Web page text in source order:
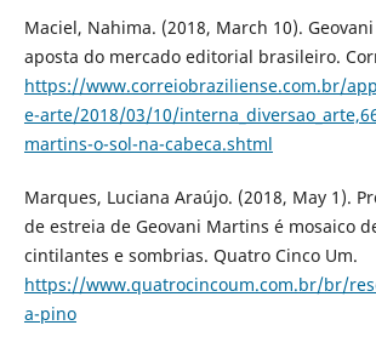
Maciel, Nahima. (2018, March 10).
aposta do mercado editorial brasileiro.
https://www.correiobraziliense.com.br/
e-arte/2018/03/10/
martins-o-sol-na-cabeca.shtml
Marques, Luciana Araújo. (2018, May 1).
de estreia de Geovani Martins é mosaico
cintilantes e sombrias. Quatro Cinco Um.
https://www.quatrocincoum.com.br/br/
a-pino